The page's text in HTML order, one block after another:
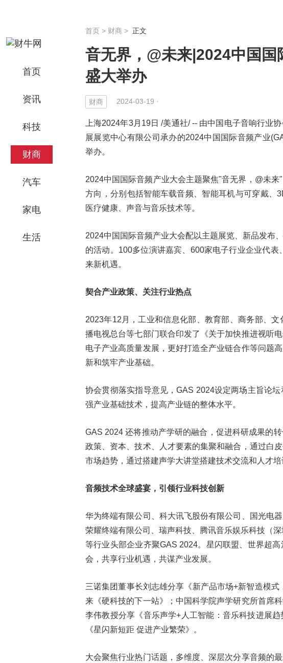
首页
资讯
科技
财商
汽车
家电
生活
首页 > 财商 > 正文
音无界，@未来|2024中国
盛大举办
财商 2024-03-19 ·
上海2024年3月19日 /美通社/ -- 由中国电子音响行业
展展览中心有限公司承办的2024中国国际音频产业
举办。
2024中国国际音频产业大会主题聚焦"音无界，@未
方向，分别包括智能车载音频、智能耳机与可穿戴
医疗健康、声音与音乐技术等。
2024中国国际音频产业大会配以主题展览、新品发布
的活动。100多位演讲嘉宾、600家电子行业企业代
来新机遇。
契合产业政策、关注行业热点
2023年12月，工业和信息化部、教育部、商务部、
播电视总台等七部门联合印发了《关于加快推进视听
电子产业高质量发展，更好打造全产业链合作等问题
新和筑牢产业基础。
协会贯彻落实指导意见，GAS 2024设定两场主旨论
强产业基础技术，提高产业链的整体水平。
GAS 2024 还将推动产学研的融合，促进科研成果的
政策、资本、技术、人才要素的集聚和融合，通过白
市场趋势，通过搭建声学大讲堂搭建技术交流和人才
音频技术全球盛宴，引领行业科技创新
华为终端有限公司、科大讯飞股份有限公司、国光电
荣耀终端有限公司、瑞声科技、腾讯音乐娱乐科技（
等行业头部企业齐聚GAS 2024。星闪联盟、世界超
会，共享行业机遇，共谋产业发展。
三诺集团董事长刘志雄分享《新产品市场+新智造模
来《硬科技的下一站》；中国科学院声学研究所首席
李伟教授分享《音乐声学+人工智能：音乐科技进展
《星闪新短距 促进产业繁荣》。
大会聚焦行业热门话题，多维度、深层次分享音频的